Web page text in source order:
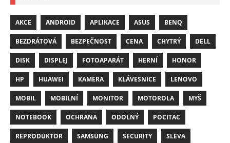
AKCE ANDROID APLIKACE ASUS BENQ
BEZDRÁTOVÁ BEZPEČNOST CENA CHYTRÝ DELL
DISK DISPLEJ FOTOAPARÁT HERNÍ HONOR
HP HUAWEI KAMERA KLÁVESNICE LENOVO
MOBIL MOBILNÍ MONITOR MOTOROLA MYŠ
NOTEBOOK OCHRANA ODOLNÝ POCITAC
REPRODUKTOR SAMSUNG SECURITY SLEVA